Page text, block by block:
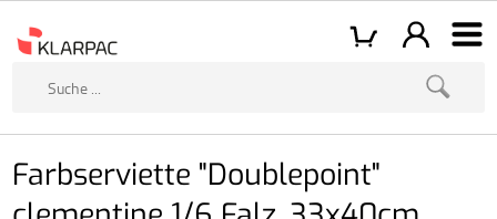
Farbserviette "Doublepoint"